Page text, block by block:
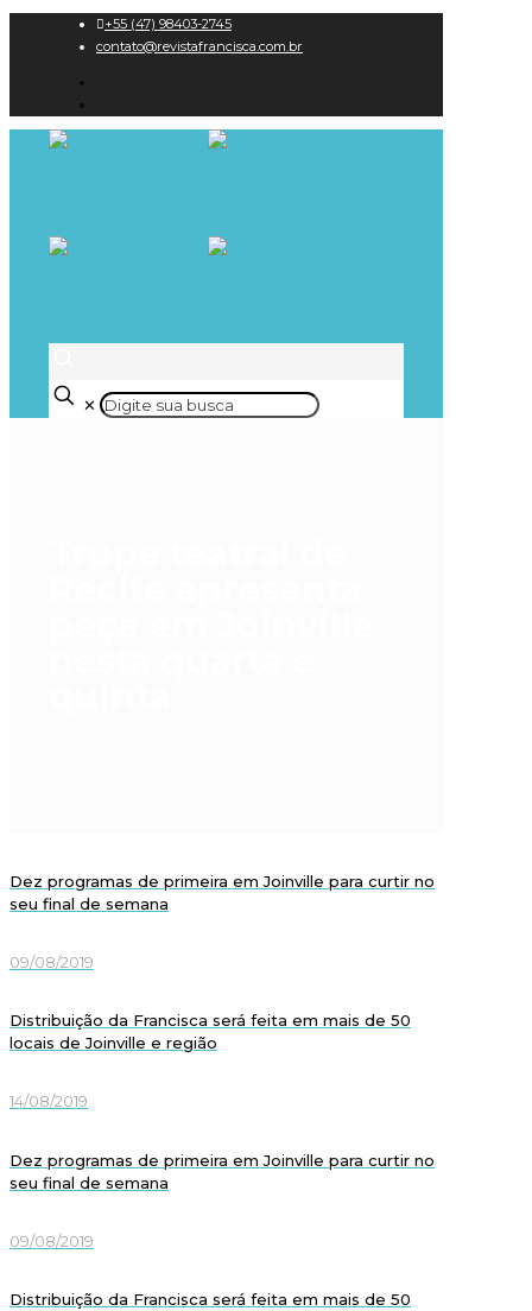
+55 (47) 98403-2745
contato@revistafrancisca.com.br
✕
Dez programas de primeira em Joinville para curtir no
seu final de semana
09/08/2019
Distribuição da Francisca será feita em mais de 50
locais de Joinville e região
14/08/2019
Dez programas de primeira em Joinville para curtir no
seu final de semana
09/08/2019
Distribuição da Francisca será feita em mais de 50